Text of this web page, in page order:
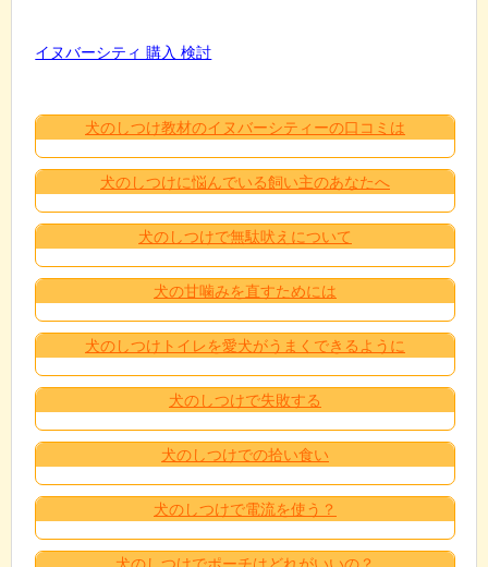
イヌバーシティ 購入 検討
犬のしつけ教材のイヌバーシティーの口コミは
犬のしつけに悩んでいる飼い主のあなたへ
犬のしつけで無駄吠えについて
犬の甘噛みを直すためには
犬のしつけトイレを愛犬がうまくできるように
犬のしつけで失敗する
犬のしつけでの拾い食い
犬のしつけで電流を使う？
犬のしつけでポーチはどれがいいの？